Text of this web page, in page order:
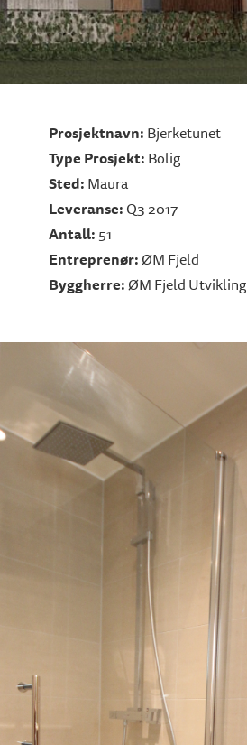
Prosjektnavn:Bjerketunet
Type Prosjekt:Bolig
Sted:Maura
Leveranse:Q3 2017
Antall:51
Entreprenør:ØM Fjeld
Byggherre:ØM Fjeld Utvikling